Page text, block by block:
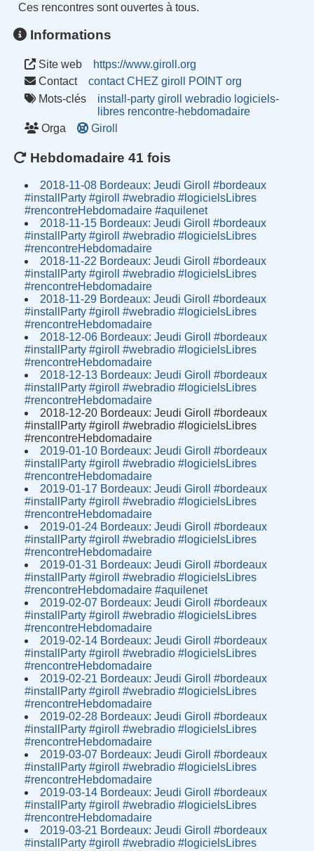
Ces rencontres sont ouvertes à tous.
Informations
Site web
https://www.giroll.org
Contact
contact CHEZ giroll POINT org
Mots-clés
install-party giroll webradio logiciels-
libres rencontre-hebdomadaire
Orga
Giroll
Hebdomadaire 41 fois
2018-11-08 Bordeaux: Jeudi Giroll #bordeaux
#installParty #giroll #webradio #logicielsLibres
#rencontreHebdomadaire #aquilenet
2018-11-15 Bordeaux: Jeudi Giroll #bordeaux
#installParty #giroll #webradio #logicielsLibres
#rencontreHebdomadaire
2018-11-22 Bordeaux: Jeudi Giroll #bordeaux
#installParty #giroll #webradio #logicielsLibres
#rencontreHebdomadaire
2018-11-29 Bordeaux: Jeudi Giroll #bordeaux
#installParty #giroll #webradio #logicielsLibres
#rencontreHebdomadaire
2018-12-06 Bordeaux: Jeudi Giroll #bordeaux
#installParty #giroll #webradio #logicielsLibres
#rencontreHebdomadaire
2018-12-13 Bordeaux: Jeudi Giroll #bordeaux
#installParty #giroll #webradio #logicielsLibres
#rencontreHebdomadaire
2018-12-20 Bordeaux: Jeudi Giroll #bordeaux
#installParty #giroll #webradio #logicielsLibres
#rencontreHebdomadaire
2019-01-10 Bordeaux: Jeudi Giroll #bordeaux
#installParty #giroll #webradio #logicielsLibres
#rencontreHebdomadaire
2019-01-17 Bordeaux: Jeudi Giroll #bordeaux
#installParty #giroll #webradio #logicielsLibres
#rencontreHebdomadaire
2019-01-24 Bordeaux: Jeudi Giroll #bordeaux
#installParty #giroll #webradio #logicielsLibres
#rencontreHebdomadaire
2019-01-31 Bordeaux: Jeudi Giroll #bordeaux
#installParty #giroll #webradio #logicielsLibres
#rencontreHebdomadaire #aquilenet
2019-02-07 Bordeaux: Jeudi Giroll #bordeaux
#installParty #giroll #webradio #logicielsLibres
#rencontreHebdomadaire
2019-02-14 Bordeaux: Jeudi Giroll #bordeaux
#installParty #giroll #webradio #logicielsLibres
#rencontreHebdomadaire
2019-02-21 Bordeaux: Jeudi Giroll #bordeaux
#installParty #giroll #webradio #logicielsLibres
#rencontreHebdomadaire
2019-02-28 Bordeaux: Jeudi Giroll #bordeaux
#installParty #giroll #webradio #logicielsLibres
#rencontreHebdomadaire
2019-03-07 Bordeaux: Jeudi Giroll #bordeaux
#installParty #giroll #webradio #logicielsLibres
#rencontreHebdomadaire
2019-03-14 Bordeaux: Jeudi Giroll #bordeaux
#installParty #giroll #webradio #logicielsLibres
#rencontreHebdomadaire
2019-03-21 Bordeaux: Jeudi Giroll #bordeaux
#installParty #giroll #webradio #logicielsLibres